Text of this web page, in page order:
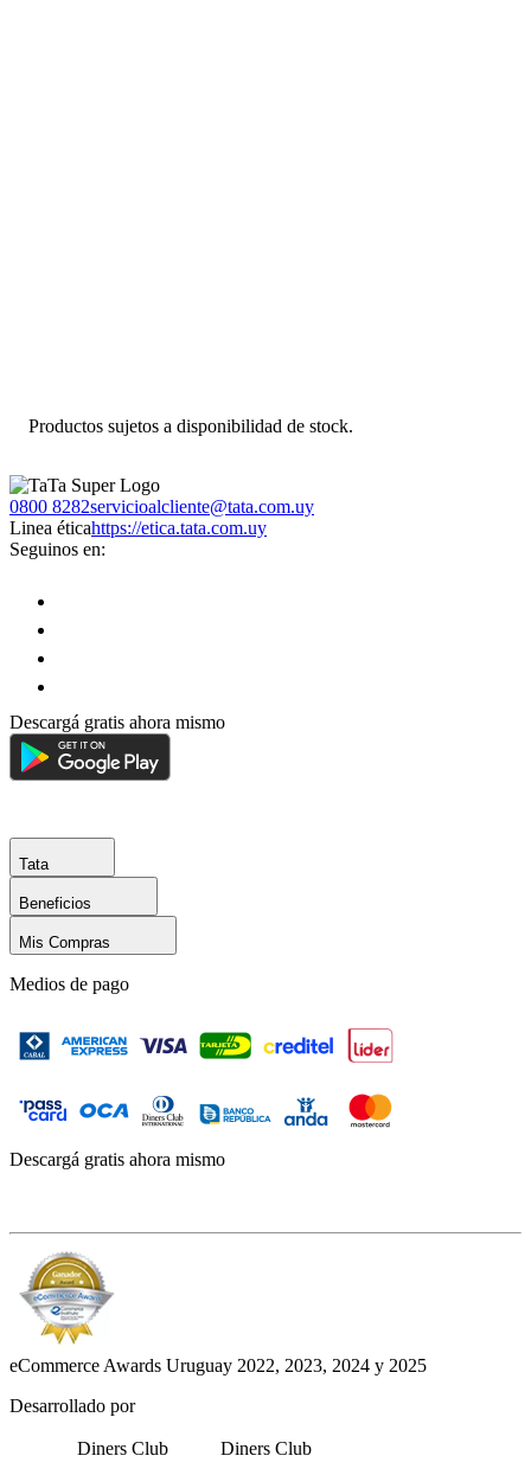
Productos sujetos a disponibilidad de stock.
0800 8282servicioalcliente@tata.com.uy
Linea éticahttps://etica.tata.com.uy
Seguinos en:
Descargá gratis ahora mismo
Tata
Beneficios
Mis Compras
Medios de pago
Descargá gratis ahora mismo
eCommerce Awards Uruguay 2022, 2023, 2024 y 2025
Desarrollado por
Diners Club Diners Club